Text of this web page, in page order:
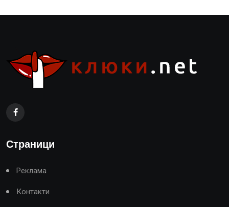
Страници
Реклама
Контакти